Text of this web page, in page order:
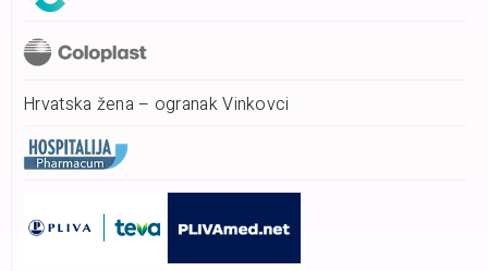
Hrvatska žena – ogranak Vinkovci